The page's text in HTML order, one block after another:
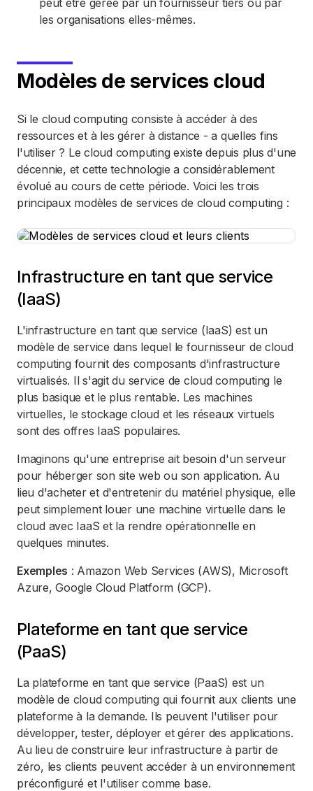
peut être gérée par un fournisseur tiers ou par
les organisations elles-mêmes.
Modèles de services cloud
Si le cloud computing consiste à accéder à des
ressources et à les gérer à distance - a quelles fins
l'utiliser ? Le cloud computing existe depuis plus d'une
décennie, et cette technologie a considérablement
évolué au cours de cette période. Voici les trois
principaux modèles de services de cloud computing :
Infrastructure en tant que service
(IaaS)
L'infrastructure en tant que service (IaaS) est un
modèle de service dans lequel le fournisseur de cloud
computing fournit des composants d'infrastructure
virtualisés. Il s'agit du service de cloud computing le
plus basique et le plus rentable. Les machines
virtuelles, le stockage cloud et les réseaux virtuels
sont des offres IaaS populaires.
Imaginons qu'une entreprise ait besoin d'un serveur
pour héberger son site web ou son application. Au
lieu d'acheter et d'entretenir du matériel physique, elle
peut simplement louer une machine virtuelle dans le
cloud avec IaaS et la rendre opérationnelle en
quelques minutes.
Exemples : Amazon Web Services (AWS), Microsoft
Azure, Google Cloud Platform (GCP).
Plateforme en tant que service
(PaaS)
La plateforme en tant que service (PaaS) est un
modèle de cloud computing qui fournit aux clients une
plateforme à la demande. Ils peuvent l'utiliser pour
développer, tester, déployer et gérer des applications.
Au lieu de construire leur infrastructure à partir de
zéro, les clients peuvent accéder à un environnement
préconfiguré et l'utiliser comme base.